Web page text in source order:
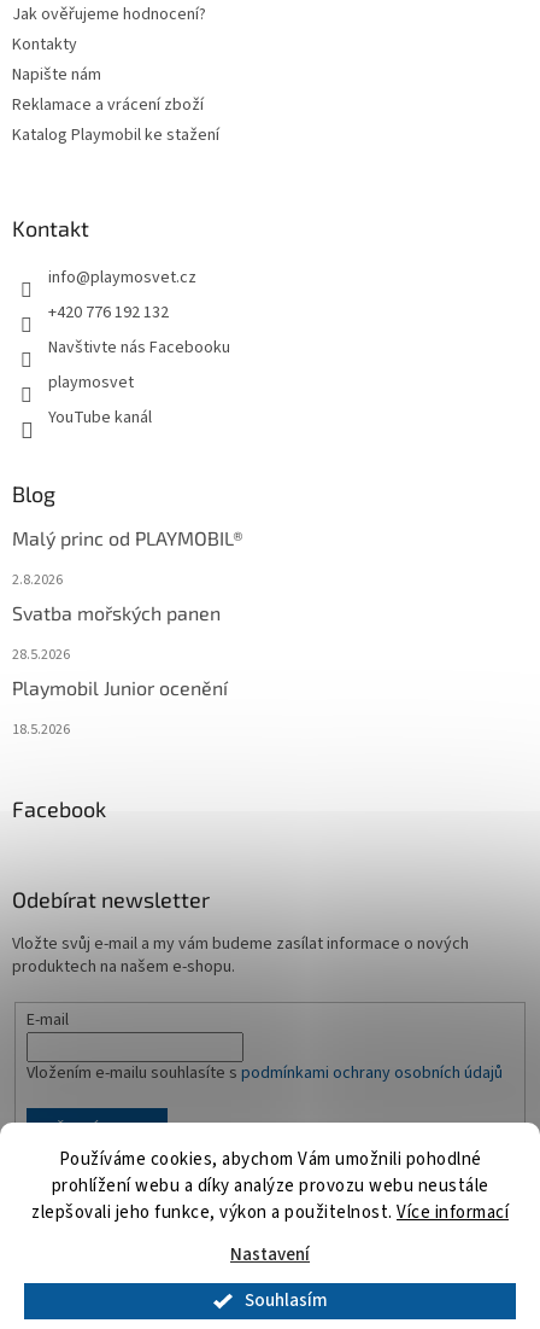
Používáme cookies, abychom Vám umožnili pohodlné
prohlížení webu a díky analýze provozu webu neustále
zlepšovali jeho funkce, výkon a použitelnost. Více informací
Nastavení
Souhlasím
Jak ověřujeme hodnocení?
Kontakty
Napište nám
Reklamace a vrácení zboží
Katalog Playmobil ke stažení
Kontakt
info@playmosvet.cz
+420 776 192 132
Navštivte nás Facebooku
playmosvet
YouTube kanál
Blog
Malý princ od PLAYMOBIL®
2.8.2026
Svatba mořských panen
28.5.2026
Playmobil Junior ocenění
18.5.2026
Facebook
Odebírat newsletter
Vložte svůj e-mail a my vám budeme zasílat informace o nových
produktech na našem e-shopu.
E-mail
Vložením e-mailu souhlasíte s podmínkami ochrany osobních údajů
PŘIHLÁSIT SE
Playmosvět.cz. Všechna práva vyhrazena.